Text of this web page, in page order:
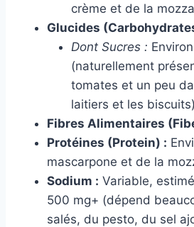
crème et de la
Glucides
Dont Sucres :
(naturellement
tomates et un peu
laitiers et les biscuits)
Fibres Alimentaires
Protéines (Protein) :
mascarpone et de la
Sodium : Variable,
500 mg+ (dépend
salés, du pesto, du sel